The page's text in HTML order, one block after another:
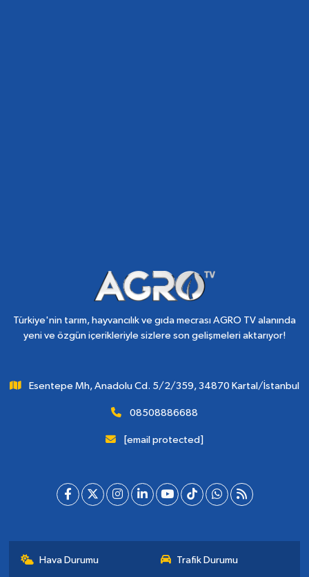
Türkiye'nin tarım, hayvancılık ve gıda mecrası AGRO TV alanında
yeni ve özgün içerikleriyle sizlere son gelişmeleri aktarıyor!
Esentepe Mh, Anadolu Cd. 5/2/359, 34870 Kartal/İstanbul
08508886688
[email protected]
Hava Durumu Trafik Durumu